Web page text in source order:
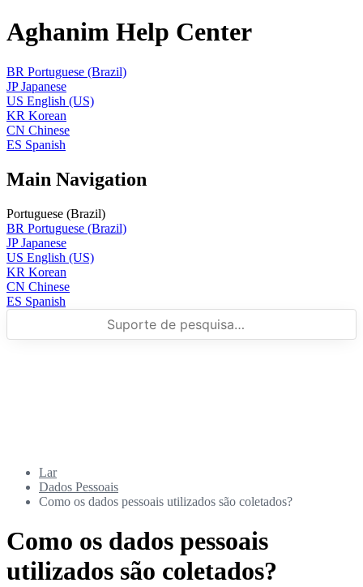
Aghanim Help Center
BR Portuguese (Brazil)
JP Japanese
US English (US)
KR Korean
CN Chinese
ES Spanish
Main Navigation
Portuguese (Brazil)
BR Portuguese (Brazil)
JP Japanese
US English (US)
KR Korean
CN Chinese
ES Spanish
Lar
Dados Pessoais
Como os dados pessoais utilizados são coletados?
Como os dados pessoais
utilizados são coletados?